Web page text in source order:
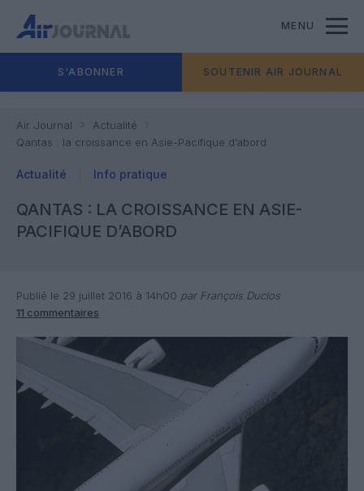
MENU
S'ABONNER SOUTENIR AIR JOURNAL
Air Journal
Actualité
Qantas : la croissance en Asie-Pacifique d’abord
Actualité Info pratique
QANTAS : LA CROISSANCE EN ASIE-
PACIFIQUE D’ABORD
Publié le 29 juillet 2016 à 14h00 par François Duclos
11 commentaires